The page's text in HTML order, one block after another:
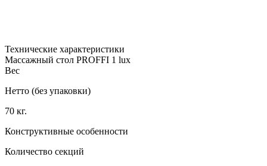
Технические характеристики
Массажный стол PROFFI 1 lux
Вес
Нетто (без упаковки)
70 кг.
Конструктивные особенности
Количество секций